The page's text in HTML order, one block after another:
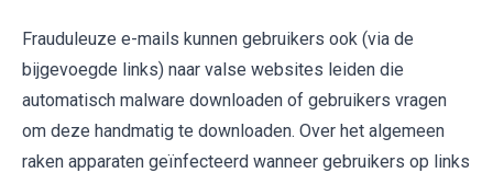
Frauduleuze e-mails kunnen gebruikers ook (via de
bijgevoegde links) naar valse websites leiden die
automatisch malware downloaden of gebruikers vragen
om deze handmatig te downloaden. Over het algemeen
raken apparaten geïnfecteerd wanneer gebruikers op links